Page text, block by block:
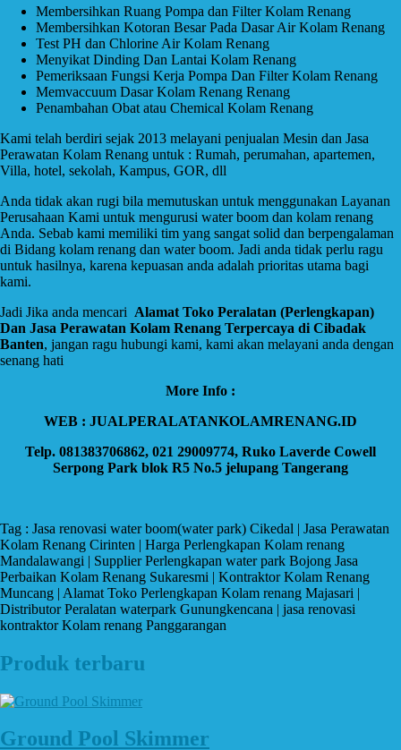
Membersihkan Ruang Pompa dan Filter Kolam Renang
Membersihkan Kotoran Besar Pada Dasar Air Kolam Renang
Test PH dan Chlorine Air Kolam Renang
Menyikat Dinding Dan Lantai Kolam Renang
Pemeriksaan Fungsi Kerja Pompa Dan Filter Kolam Renang
Memvaccuum Dasar Kolam Renang Renang
Penambahan Obat atau Chemical Kolam Renang
Kami telah berdiri sejak 2013 melayani penjualan Mesin dan Jasa
Perawatan Kolam Renang untuk : Rumah, perumahan, apartemen,
Villa, hotel, sekolah, Kampus, GOR, dll
Anda tidak akan rugi bila memutuskan untuk menggunakan Layanan
Perusahaan Kami untuk mengurusi water boom dan kolam renang
Anda. Sebab kami memiliki tim yang sangat solid dan berpengalaman
di Bidang kolam renang dan water boom. Jadi anda tidak perlu ragu
untuk hasilnya, karena kepuasan anda adalah prioritas utama bagi
kami.
Jadi Jika anda mencari Alamat Toko Peralatan (Perlengkapan)
Dan Jasa Perawatan Kolam Renang Terpercaya di Cibadak
Banten, jangan ragu hubungi kami, kami akan melayani anda dengan
senang hati
More Info :
WEB : JUALPERALATANKOLAMRENANG.ID
Telp. 081383706862, 021 29009774, Ruko Laverde Cowell
Serpong Park blok R5 No.5 jelupang Tangerang
Tag : Jasa renovasi water boom(water park) Cikedal | Jasa Perawatan
Kolam Renang Cirinten | Harga Perlengkapan Kolam renang
Mandalawangi | Supplier Perlengkapan water park Bojong Jasa
Perbaikan Kolam Renang Sukaresmi | Kontraktor Kolam Renang
Muncang | Alamat Toko Perlengkapan Kolam renang Majasari |
Distributor Peralatan waterpark Gunungkencana | jasa renovasi
kontraktor Kolam renang Panggarangan
Produk terbaru
Ground Pool Skimmer